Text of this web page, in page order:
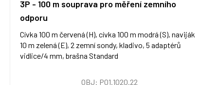
3P - 100 m souprava pro měření zemního
odporu
Cívka 100 m červená (H), cívka 100 m modrá (S), naviják
10 m zelená (E), 2 zemní sondy, kladivo, 5 adaptérů
vidlice/4 mm, brašna Standard
OBJ: P01.1020.22